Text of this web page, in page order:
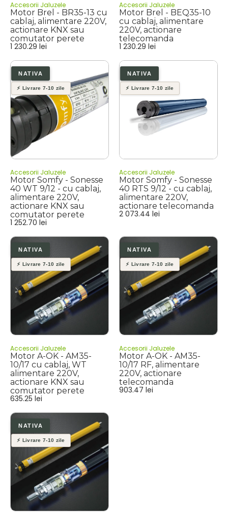
Accesorii Jaluzele
Motor Brel - BR35-13 cu
cablaj, alimentare 220V,
actionare KNX sau
comutator perete
1 230.29 lei
Accesorii Jaluzele
Motor Brel - BEQ35-10
cu cablaj, alimentare
220V, actionare
telecomanda
1 230.29 lei
Accesorii Jaluzele
Motor Somfy - Sonesse
40 WT 9/12 - cu cablaj,
alimentare 220V,
actionare KNX sau
comutator perete
1 252.70 lei
Accesorii Jaluzele
Motor Somfy - Sonesse
40 RTS 9/12 - cu cablaj,
alimentare 220V,
actionare telecomanda
2 073.44 lei
Accesorii Jaluzele
Motor A-OK - AM35-
10/17 cu cablaj, WT
alimentare 220V,
actionare KNX sau
comutator perete
635.25 lei
Accesorii Jaluzele
Motor A-OK - AM35-
10/17 RF, alimentare
220V, actionare
telecomanda
903.47 lei